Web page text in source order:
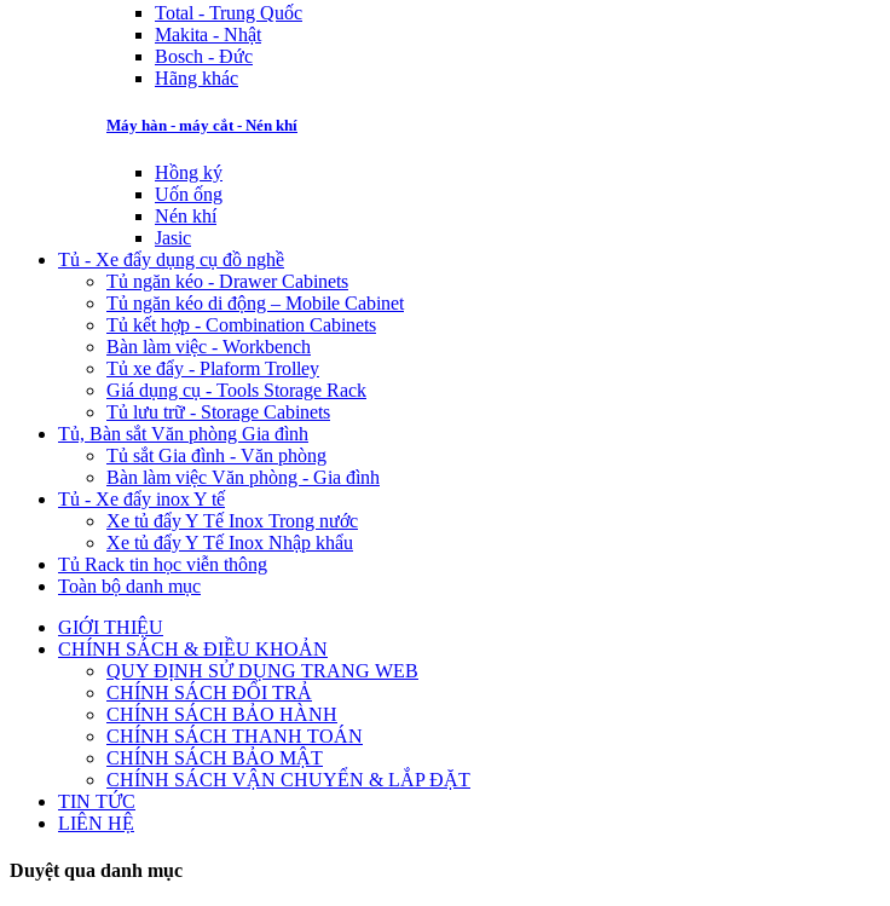
Total - Trung Quốc
Makita - Nhật
Bosch - Đức
Hãng khác
Máy hàn - máy cắt - Nén khí
Hồng ký
Uốn ống
Nén khí
Jasic
Tủ - Xe đẩy dụng cụ đồ nghề
Tủ ngăn kéo - Drawer Cabinets
Tủ ngăn kéo di động – Mobile Cabinet
Tủ kết hợp - Combination Cabinets
Bàn làm việc - Workbench
Tủ xe đẩy - Plaform Trolley
Giá dụng cụ - Tools Storage Rack
Tủ lưu trữ - Storage Cabinets
Tủ, Bàn sắt Văn phòng Gia đình
Tủ sắt Gia đình - Văn phòng
Bàn làm việc Văn phòng - Gia đình
Tủ - Xe đẩy inox Y tế
Xe tủ đẩy Y Tế Inox Trong nước
Xe tủ đẩy Y Tế Inox Nhập khẩu
Tủ Rack tin học viễn thông
Toàn bộ danh mục
GIỚI THIỆU
CHÍNH SÁCH & ĐIỀU KHOẢN
QUY ĐỊNH SỬ DỤNG TRANG WEB
CHÍNH SÁCH ĐỔI TRẢ
CHÍNH SÁCH BẢO HÀNH
CHÍNH SÁCH THANH TOÁN
CHÍNH SÁCH BẢO MẬT
CHÍNH SÁCH VẬN CHUYỂN & LẮP ĐẶT
TIN TỨC
LIÊN HỆ
Duyệt qua danh mục